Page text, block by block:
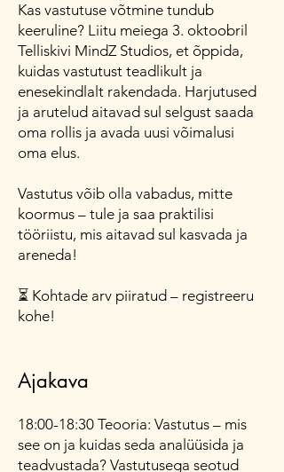
Kas vastutuse võtmine tundub
keeruline? Liitu meiega 3. oktoobril
Telliskivi MindZ Studios, et õppida,
kuidas vastutust teadlikult ja
enesekindlalt rakendada. Harjutused
ja arutelud aitavad sul selgust saada
oma rollis ja avada uusi võimalusi
oma elus.
Vastutus võib olla vabadus, mitte
koormus – tule ja saa praktilisi
tööriistu, mis aitavad sul kasvada ja
areneda!
⏳ Kohtade arv piiratud – registreeru
kohe!
Ajakava
18:00-18:30 Teooria: Vastutus – mis
see on ja kuidas seda analüüsida ja
teadvustada? Vastutusega seotud